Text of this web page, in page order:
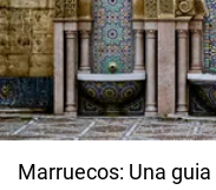
Marruecos: Una